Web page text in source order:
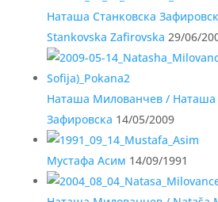
Наташа Станковска
Stankovska Zafirovska 29/06/
Наташа Милованчев / Наташа
Зафировска 14/05/2009
Мустафа Асим 14/09/1991